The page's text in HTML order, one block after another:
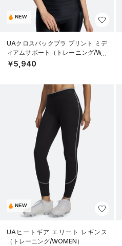
NEW
UAクロスバックブラ プリント ミデ
ィアムサポート（トレーニング/WO
MEN）
￥5,940
NEW
UAヒートギア エリート レギンス
（トレーニング/WOMEN）